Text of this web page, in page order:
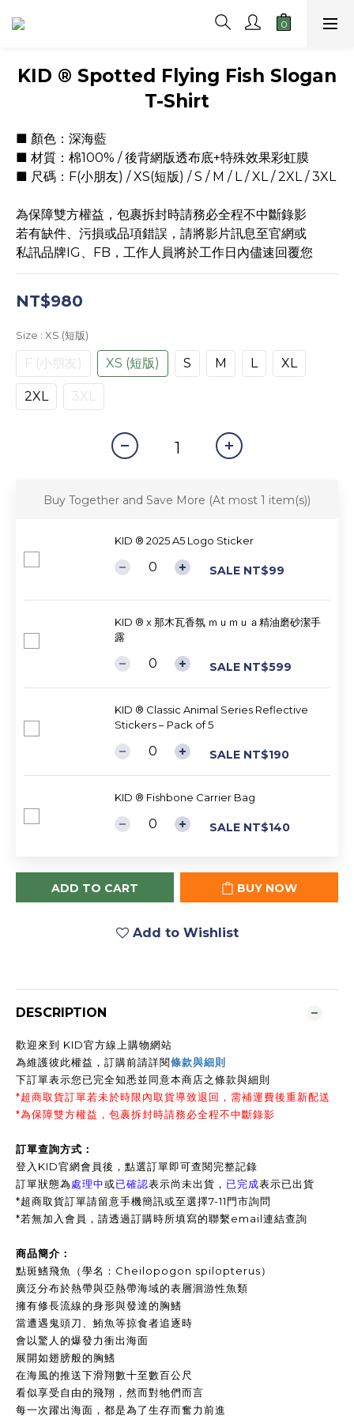
KID ® Spotted Flying Fish Slogan
T-Shirt
■ 顏色：深海藍
■ 材質：棉100% / 後背網版透布底+特殊效果彩虹膜
■ 尺碼：F(小朋友) / XS(短版) / S / M / L / XL / 2XL / 3XL
為保障雙方權益，包裹拆封時請務必全程不中斷錄影
若有缺件、污損或品項錯誤，請將影片訊息至官網或
私訊品牌IG、FB，工作人員將於工作日內儘速回覆您
NT$980
Size : XS (短版)
F (小朋友) XS (短版) S M L XL
2XL 3XL
Buy Together and Save More (At most 1 item(s))
KID ® 2025 A5 Logo Sticker
SALE NT$99
KID ® x 那木瓦香氛 ｍｕｍｕａ精油磨砂潔手
露
SALE NT$599
KID ® Classic Animal Series Reflective
Stickers – Pack of 5
SALE NT$190
KID ® Fishbone Carrier Bag
SALE NT$140
ADD TO CART BUY NOW
Add to Wishlist
DESCRIPTION
歡迎來到 KID官方線上購物網站
為維護彼此權益，訂購前請詳閱條款與細則
下訂單表示您已完全知悉並同意本商店之條款與細則
*超商取貨訂單若未於時限內取貨導致退回，需補運費後重新配送
*為保障雙方權益，包裹拆封時請務必全程不中斷錄影
訂單查詢方式：
登入KID官網會員後，點選訂單即可查閱完整記錄
訂單狀態為處理中或已確認表示尚未出貨， 已完成表示已出貨
*超商取貨訂單請留意手機簡訊或至選擇7-11門市詢問
*若無加入會員，請透過訂購時所填寫的聯繫email連結查詢
商品簡介：
點斑鰭飛魚（學名：Cheilopogon spilopterus）
廣泛分布於熱帶與亞熱帶海域的表層洄游性魚類
擁有修長流線的身形與發達的胸鰭
當遭遇鬼頭刀、鮪魚等掠食者追逐時
會以驚人的爆發力衝出海面
展開如翅膀般的胸鰭
在海風的推送下滑翔數十至數百公尺
看似享受自由的飛翔，然而對牠們而言
每一次躍出海面，都是為了生存而奮力前進